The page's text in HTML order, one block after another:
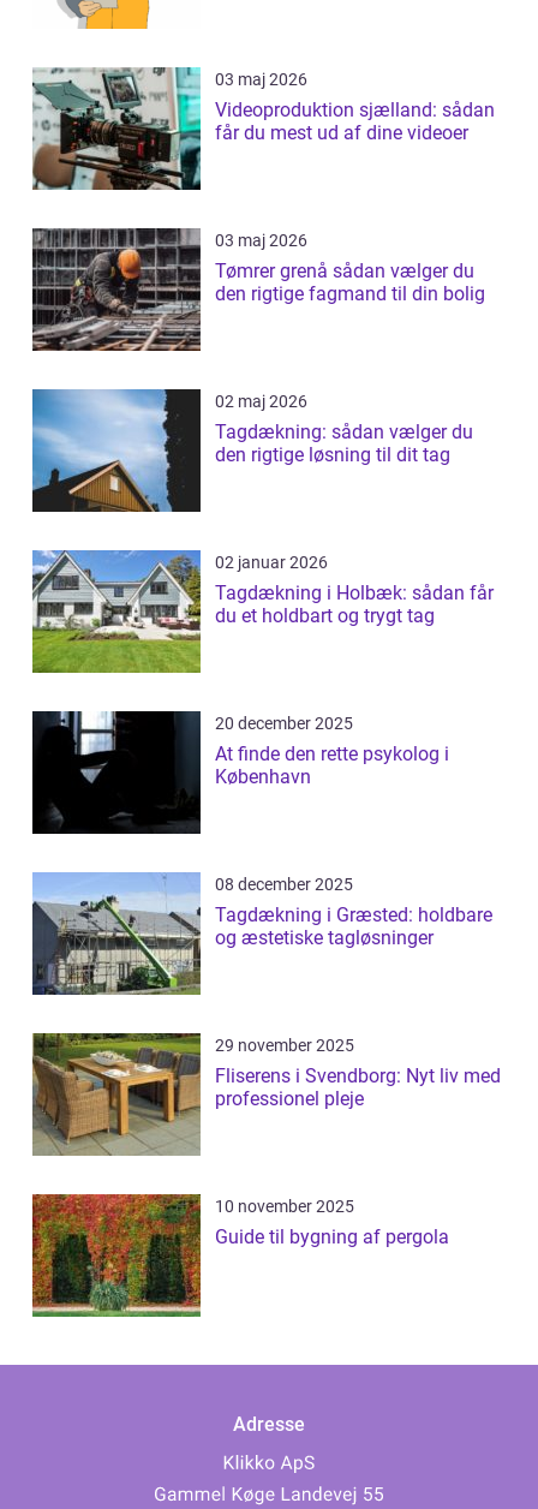
03 maj 2026
Videoproduktion sjælland: sådan
får du mest ud af dine videoer
03 maj 2026
Tømrer grenå sådan vælger du
den rigtige fagmand til din bolig
02 maj 2026
Tagdækning: sådan vælger du
den rigtige løsning til dit tag
02 januar 2026
Tagdækning i Holbæk: sådan får
du et holdbart og trygt tag
20 december 2025
At finde den rette psykolog i
København
08 december 2025
Tagdækning i Græsted: holdbare
og æstetiske tagløsninger
29 november 2025
Fliserens i Svendborg: Nyt liv med
professionel pleje
10 november 2025
Guide til bygning af pergola
Adresse